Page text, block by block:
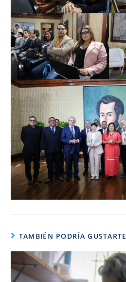
TAMBIÉN PODRÍA GUSTARTE